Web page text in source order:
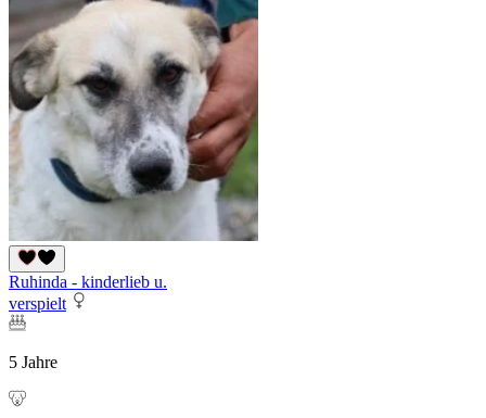
Ruhinda - kinderlieb u.
verspielt
5 Jahre